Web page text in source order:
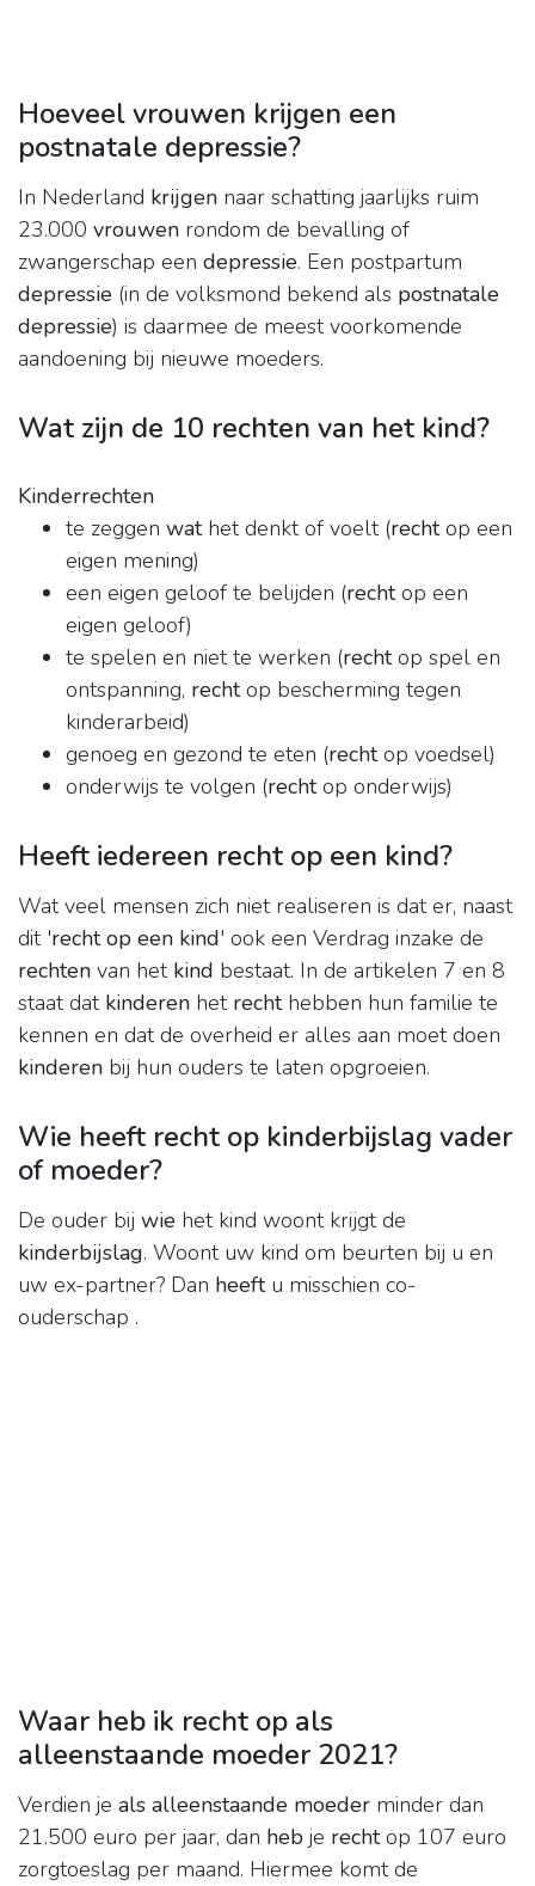
Hoeveel vrouwen krijgen een
postnatale depressie?
In Nederland krijgen naar schatting jaarlijks ruim
23.000 vrouwen rondom de bevalling of
zwangerschap een depressie. Een postpartum
depressie (in de volksmond bekend als postnatale
depressie) is daarmee de meest voorkomende
aandoening bij nieuwe moeders.
Wat zijn de 10 rechten van het kind?
Kinderrechten
te zeggen wathet denkt of voelt (rechtop een
eigen mening)
een eigen geloof te belijden (rechtop een
eigen geloof)
te spelen en niet te werken (rechtop spel en
ontspanning, rechtop bescherming tegen
kinderarbeid)
genoeg en gezond te eten (rechtop voedsel)
onderwijs te volgen (rechtop onderwijs)
Heeft iedereen recht op een kind?
Wat veel mensen zich niet realiseren is dat er, naast
dit 'recht op een kind' ook een Verdrag inzake de
rechten van het kind bestaat. In de artikelen 7 en 8
staat dat kinderen het rechthebben hun familie te
kennen en dat de overheid er alles aan moet doen
kinderen bij hun ouders te laten opgroeien.
Wie heeft recht op kinderbijslag vader
of moeder?
De ouder bij wie het kind woont krijgt de
kinderbijslag. Woont uw kind om beurten bij u en
uw ex-partner? Dan heeftu misschien co-
ouderschap .
Waar heb ik recht op als
alleenstaande moeder 2021?
Verdien je als alleenstaande moeder minder dan
21.500 euro per jaar, dan heb je rechtop 107 euro
zorgtoeslag per maand. Hiermee komt de